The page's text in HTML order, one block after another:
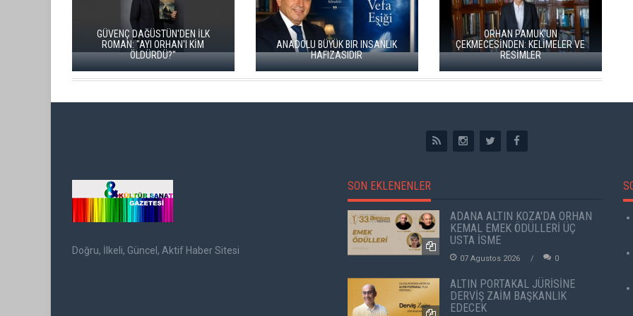
GÜVENÇ DAĞÜSTÜN'DEN İLK
ROMAN: "AYI ORHAN'I KİM
ÖLDÜRDÜ?"
ANADOLU BÜYÜK BIR INSANLIK
HAFIZASIDIR
ORHAN PAMUK'UN
ÇEKMECESİNDEN: KELİMELER VE
RESİMLER
İKİ KİTAP VE
Doğru, İlkeli, Güncel, Aktif Haber Sitesi
SON EKLENENLER
ADANA ALTIN KOZA'DA ORHAN
KEMAL EMEK ÖDÜLLERİ ÜÇ
USTA İSME
07 Agustos 2026 0
ALTIN PORTAKAL JÜRİSİNE
DERVİŞ ZAİM BAŞKANLIK
EDECEK